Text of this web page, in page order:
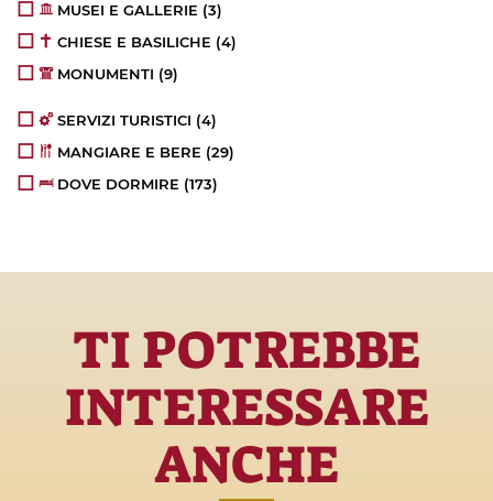
MUSEI E GALLERIE (3)
CHIESE E BASILICHE (4)
MONUMENTI (9)
SERVIZI TURISTICI (4)
MANGIARE E BERE (29)
DOVE DORMIRE (173)
TI POTREBBE
INTERESSARE
ANCHE